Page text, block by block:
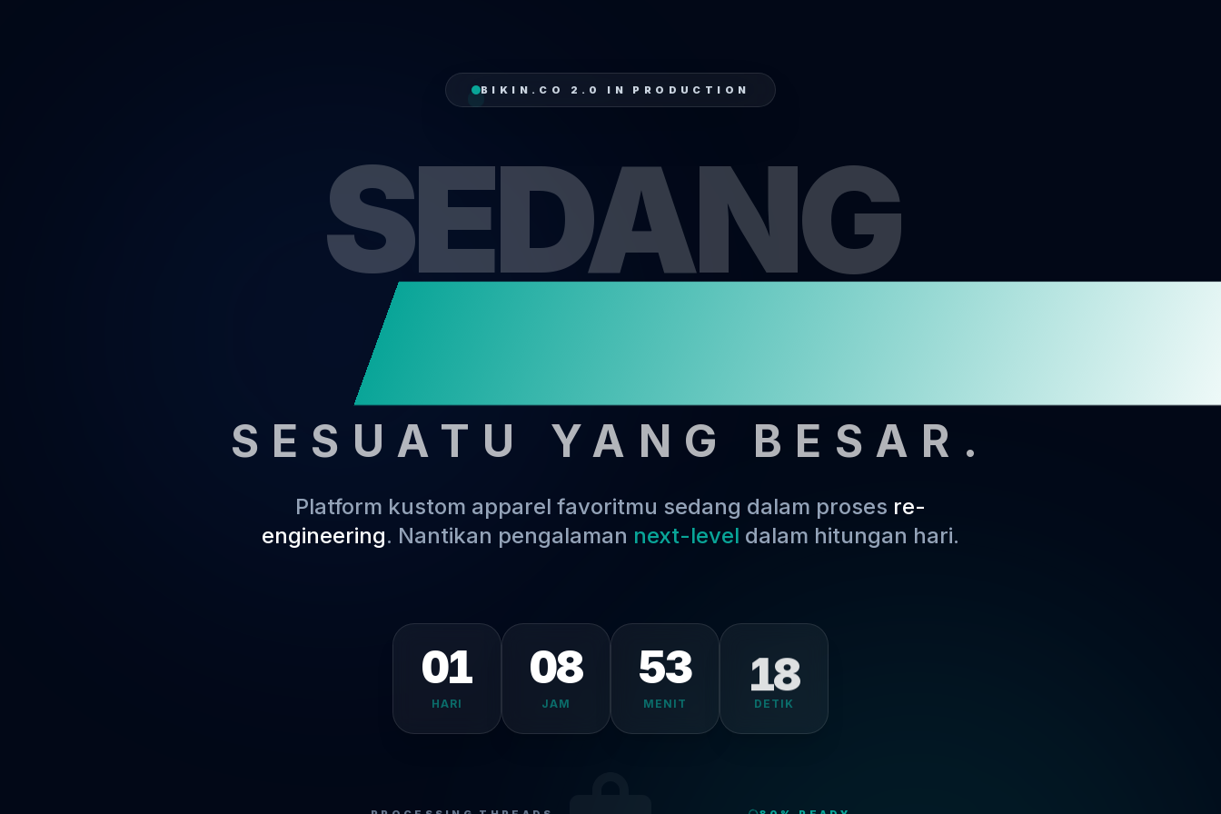
BIKIN.CO 2.0 IN PRODUCTION
SEDANG
SESUATU YANG BESAR.
Platform kustom apparel favoritmu sedang dalam proses re-
engineering. Nantikan pengalaman next-level dalam hitungan hari.
01
HARI
08
JAM
53
MENIT
18
DETIK